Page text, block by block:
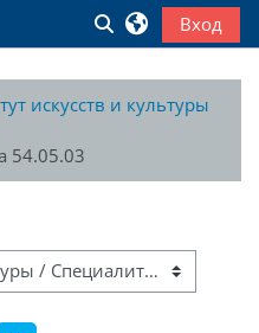
Изменить
Вход
искусств и культуры
54.05.03